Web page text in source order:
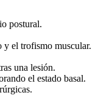
postural.
y el trofismo muscular.
una lesión.
el estado basal.